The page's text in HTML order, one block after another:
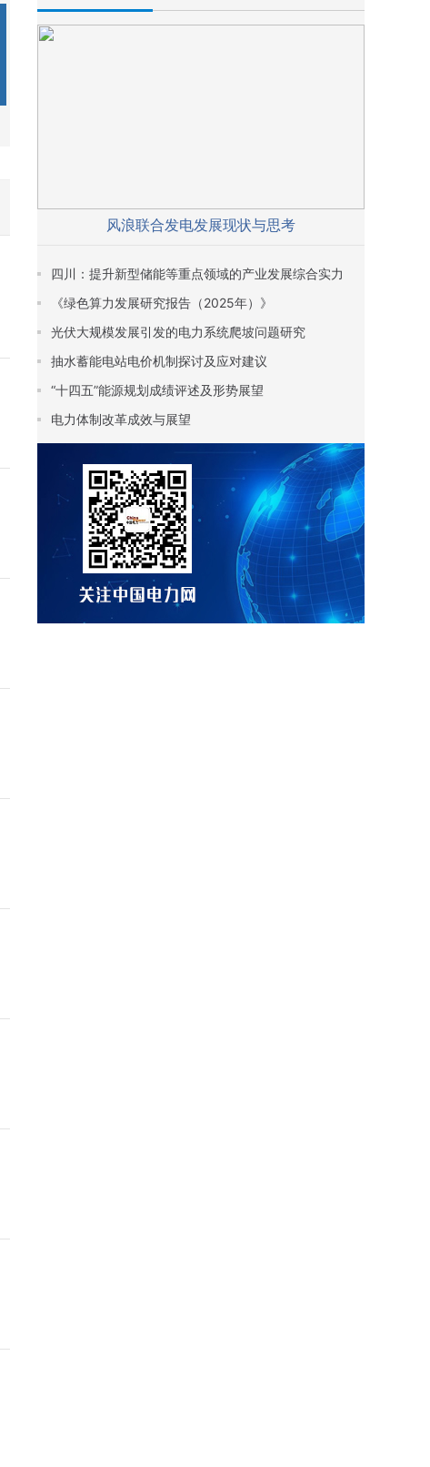
风浪联合发电发展现状与思考
四川：提升新型储能等重点领域的产业发展综合实力
《绿色算力发展研究报告（2025年）》
光伏大规模发展引发的电力系统爬坡问题研究
抽水蓄能电站电价机制探讨及应对建议
“十四五”能源规划成绩评述及形势展望
电力体制改革成效与展望